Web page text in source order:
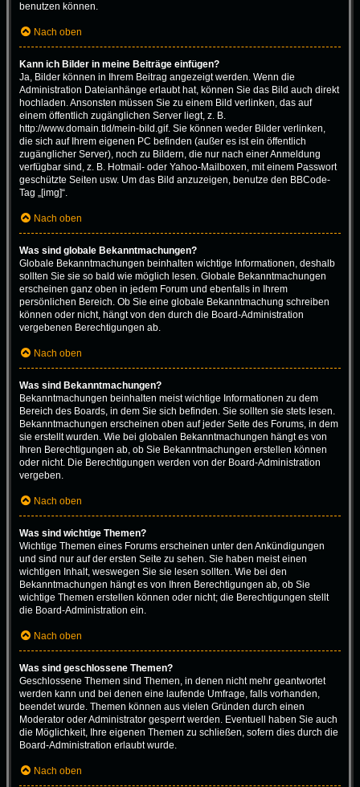
benutzen können.
Nach oben
Kann ich Bilder in meine Beiträge einfügen?
Ja, Bilder können in Ihrem Beitrag angezeigt werden. Wenn die
Administration Dateianhänge erlaubt hat, können Sie das Bild auch direkt
hochladen. Ansonsten müssen Sie zu einem Bild verlinken, das auf
einem öffentlich zugänglichen Server liegt, z. B.
http://www.domain.tld/mein-bild.gif. Sie können weder Bilder verlinken,
die sich auf Ihrem eigenen PC befinden (außer es ist ein öffentlich
zugänglicher Server), noch zu Bildern, die nur nach einer Anmeldung
verfügbar sind, z. B. Hotmail- oder Yahoo-Mailboxen, mit einem Passwort
geschützte Seiten usw. Um das Bild anzuzeigen, benutze den BBCode-
Tag „[img]“.
Nach oben
Was sind globale Bekanntmachungen?
Globale Bekanntmachungen beinhalten wichtige Informationen, deshalb
sollten Sie sie so bald wie möglich lesen. Globale Bekanntmachungen
erscheinen ganz oben in jedem Forum und ebenfalls in Ihrem
persönlichen Bereich. Ob Sie eine globale Bekanntmachung schreiben
können oder nicht, hängt von den durch die Board-Administration
vergebenen Berechtigungen ab.
Nach oben
Was sind Bekanntmachungen?
Bekanntmachungen beinhalten meist wichtige Informationen zu dem
Bereich des Boards, in dem Sie sich befinden. Sie sollten sie stets lesen.
Bekanntmachungen erscheinen oben auf jeder Seite des Forums, in dem
sie erstellt wurden. Wie bei globalen Bekanntmachungen hängt es von
Ihren Berechtigungen ab, ob Sie Bekanntmachungen erstellen können
oder nicht. Die Berechtigungen werden von der Board-Administration
vergeben.
Nach oben
Was sind wichtige Themen?
Wichtige Themen eines Forums erscheinen unter den Ankündigungen
und sind nur auf der ersten Seite zu sehen. Sie haben meist einen
wichtigen Inhalt, weswegen Sie sie lesen sollten. Wie bei den
Bekanntmachungen hängt es von Ihren Berechtigungen ab, ob Sie
wichtige Themen erstellen können oder nicht; die Berechtigungen stellt
die Board-Administration ein.
Nach oben
Was sind geschlossene Themen?
Geschlossene Themen sind Themen, in denen nicht mehr geantwortet
werden kann und bei denen eine laufende Umfrage, falls vorhanden,
beendet wurde. Themen können aus vielen Gründen durch einen
Moderator oder Administrator gesperrt werden. Eventuell haben Sie auch
die Möglichkeit, Ihre eigenen Themen zu schließen, sofern dies durch die
Board-Administration erlaubt wurde.
Nach oben